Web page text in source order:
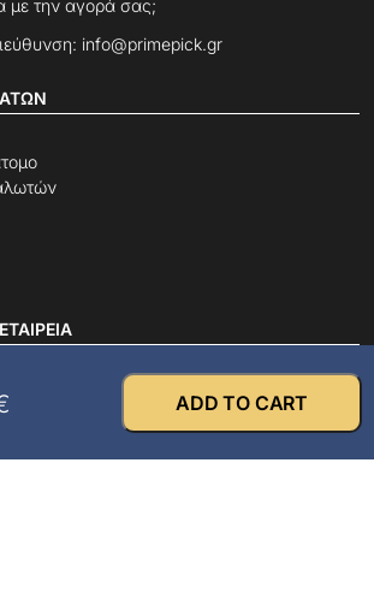
με την αγορά σας;
info@primepick.gr
ADD TO CART